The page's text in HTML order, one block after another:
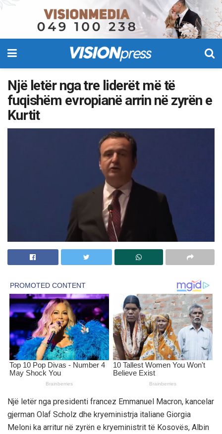
Një letër nga tre liderët më të
fuqishëm evropianë arrin në zyrën e
Kurtit
Një letër nga presidenti francez Emmanuel Macron, kancelar
gjerman Olaf Scholz dhe kryeministrja italiane Giorgia
Meloni ka arritur në zyrën e kryeministrit të Kosovës, Albin